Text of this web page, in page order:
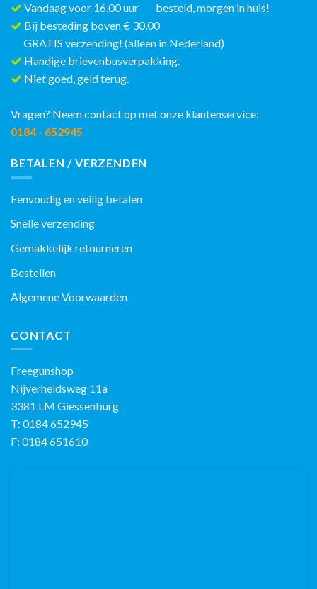
Vandaag voor 16.00 uur besteld, morgen in huis!
Bij besteding boven € 30,00
GRATIS verzending! (alleen in Nederland)
Handige brievenbusverpakking.
Niet goed, geld terug.
Vragen? Neem contact op met onze klantenservice:
0184 - 652945
BETALEN / VERZENDEN
Eenvoudig en veilig betalen
Snelle verzending
Gemakkelijk retourneren
Bestellen
Algemene Voorwaarden
CONTACT
Freegunshop
Nijverheidsweg 11a
3381 LM Giessenburg
T: 0184 652945
F: 0184 651610